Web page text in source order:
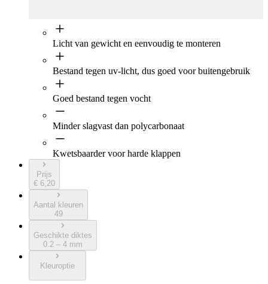
Licht van gewicht en eenvoudig te monteren
Bestand tegen uv-licht, dus goed voor buitengebruik
Goed bestand tegen vocht
Minder slagvast dan polycarbonaat
Kwetsbaarder voor harde klappen
Prijs
€ 6,20
Aantal kleuren
49
Geschikte diktes
0.2 – 4 mm
Kleuroptie